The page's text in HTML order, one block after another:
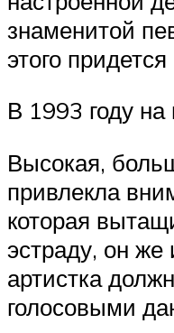
знаменитой
этого
В 1993 году на
Высокая,
привлекла
которая
эстраду, он же
артистка
голосовыми